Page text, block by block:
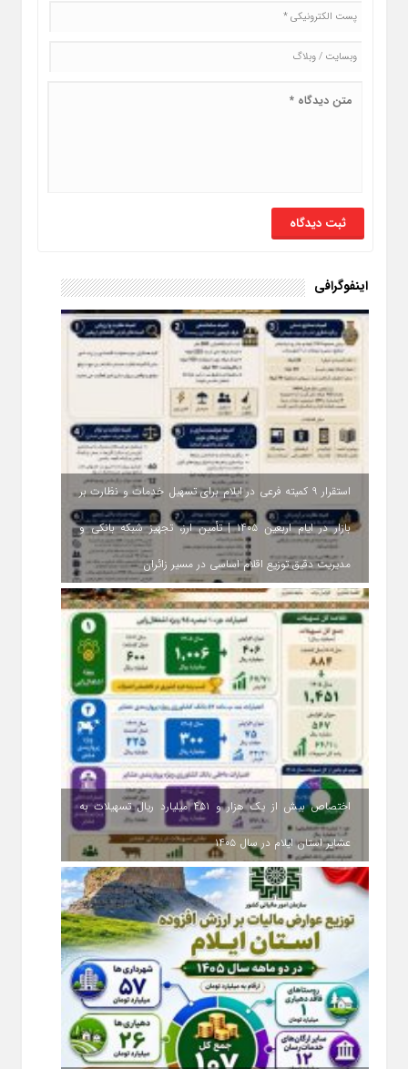
اینفوگرافی
استقرار ۹ کمیته فرعی در ایلام برای تسهیل خدمات و نظارت بر
بازار در ایام اربعین ۱۴۰۵ | تأمین ارز، تجهیز شبکه بانکی و
مدیریت دقیق توزیع اقلام اساسی در مسیر زائران
اختصاص بیش از یک هزار و ۴۵۱ میلیارد ریال تسهیلات به
عشایر استان ایلام در سال ۱۴۰۵